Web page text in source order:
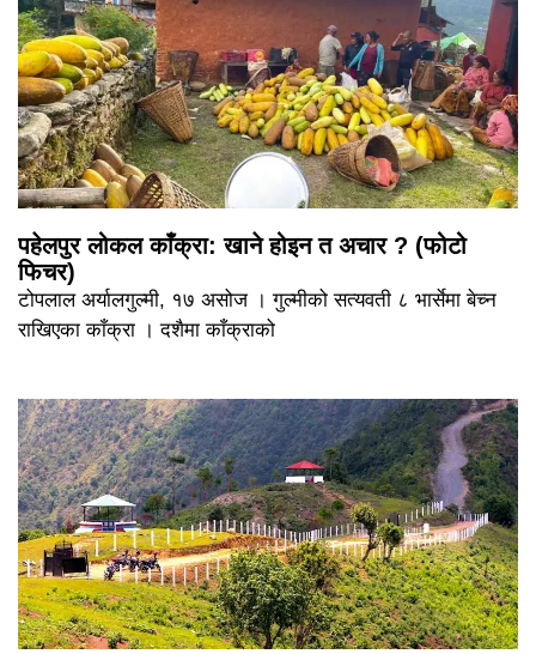
पहेलपुर लोकल काँक्रा: खाने होइन त अचार ? (फोटो
फिचर)
टोपलाल अर्यालगुल्मी, १७ असोज । गुल्मीको सत्यवती ८ भार्सेमा बेच्न
राखिएका काँक्रा । दशैमा काँक्राको